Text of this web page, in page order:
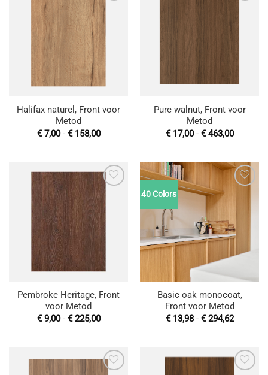
Toevoegen
wenslijst
Halifax naturel, Front voor
Metod
€7,00 - €158,00Prijsklasse:
Pure walnut, Front voor
Metod
€17,00 - €463,00
Toevoegen
aan
wenslijst
Pembroke Heritage, Front
voor Metod
€9,00 - €225,00Prijsklasse:
40 Colors
Toevoegen
Basic oak monocoat,
Front voor Metod
€13,98 - €294,62